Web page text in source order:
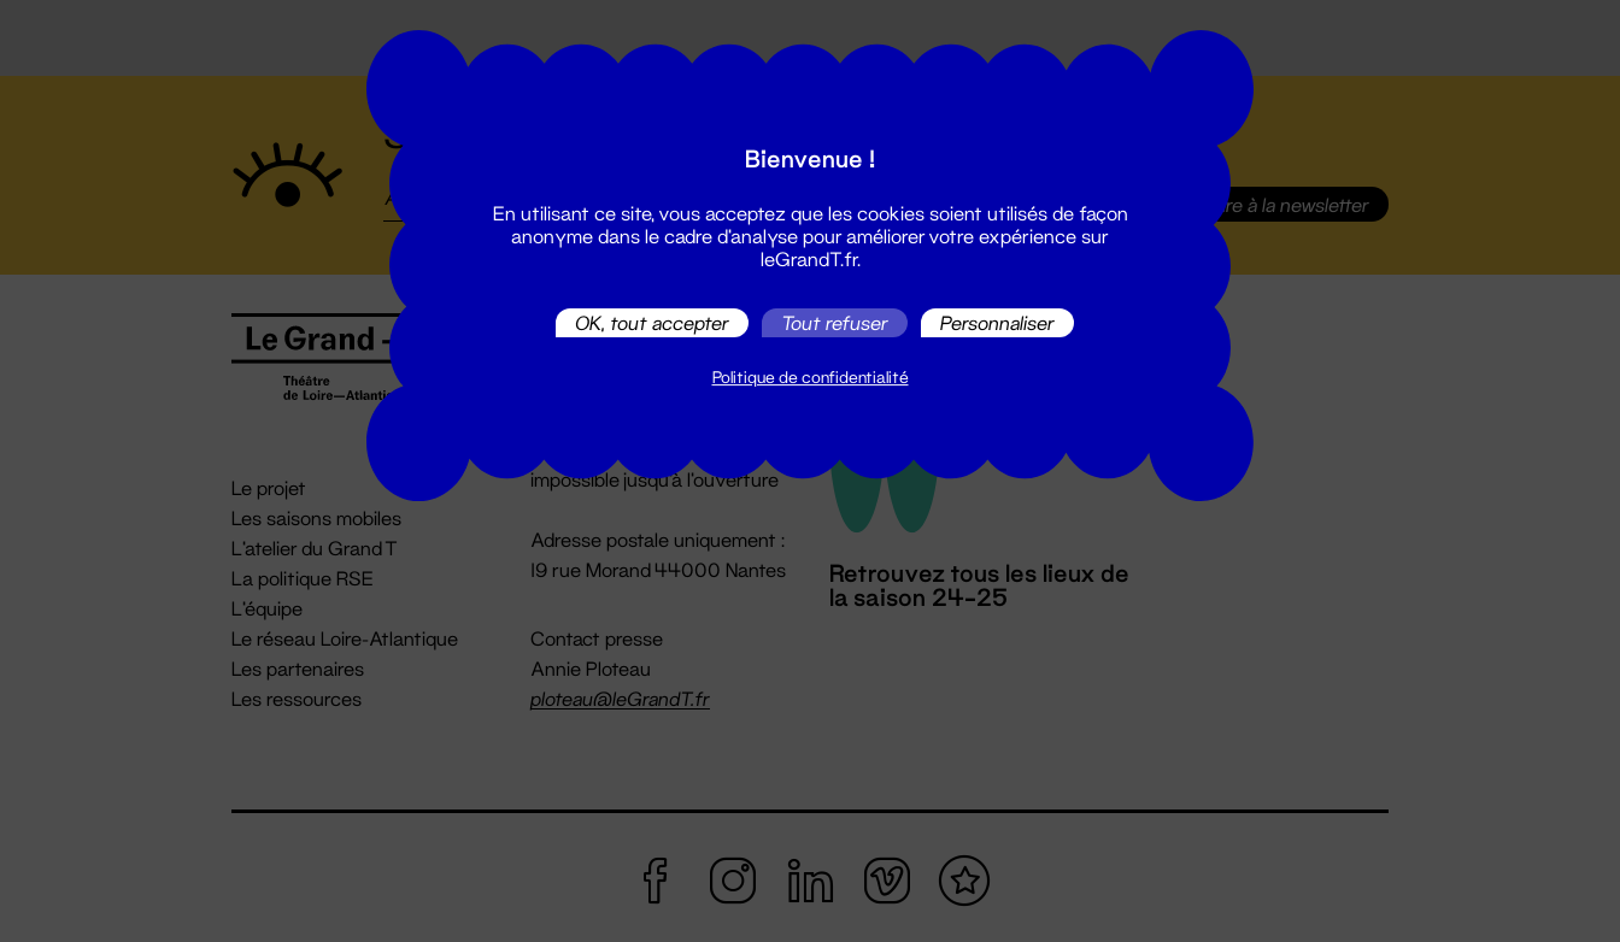
Suivez toutes les actualités du Grand T :
S'inscrire à la newsletter
Le projet
Les saisons mobiles
L'atelier du Grand T
La politique RSE
L'équipe
Le réseau Loire-Atlantique
Les partenaires
Les ressources
Billetterie
billetterie@leGrandT.fr
impossible jusqu'à l'ouverture
Adresse postale uniquement :
19 rue Morand 44000 Nantes
Contact presse
Annie Ploteau
ploteau@leGrandT.fr
Retrouvez tous les lieux de
la saison 24-25
Bienvenue !
En utilisant ce site, vous acceptez que les cookies soient utilisés de façon
anonyme dans le cadre d'analyse pour améliorer votre expérience sur
leGrandT.fr.
OK, tout accepter Tout refuser Personnaliser
Politique de confidentialité